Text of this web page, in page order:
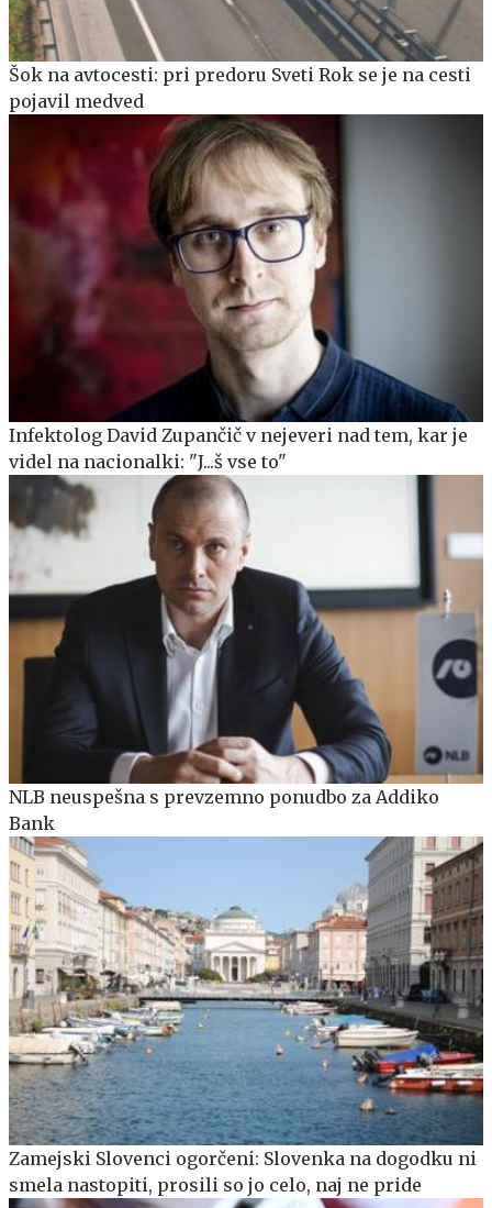
Šok na avtocesti: pri predoru Sveti Rok se je na cesti
pojavil medved
Infektolog David Zupančič v nejeveri nad tem, kar je
videl na nacionalki: "J...š vse to"
NLB neuspešna s prevzemno ponudbo za Addiko
Bank
Zamejski Slovenci ogorčeni: Slovenka na dogodku ni
smela nastopiti, prosili so jo celo, naj ne pride